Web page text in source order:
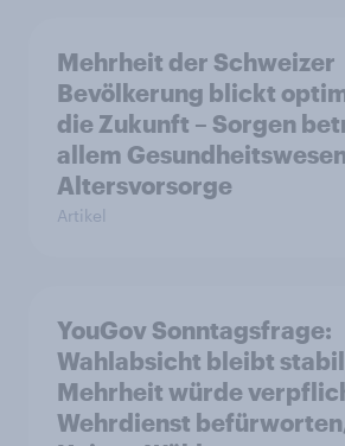
Mehrheit der Schweizer
Bevölkerung blickt
die Zukunft – Sorgen
allem
Altersvorsorge
Artikel
YouGov Sonntagsfrage:
Wahlabsicht bleibt stabil
Mehrheit würde
Wehrdienst